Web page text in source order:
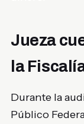
Jueza
la
Durante la
Público